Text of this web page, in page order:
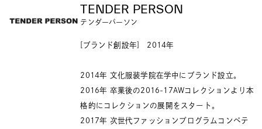
TENDER PERSON
テンダーパーソン
[ブランド創設年] 2014年
2014年 文化服装学院在学中にブランド設立。
2016年 卒業後の2016-17AWコレクションより本
格的にコレクションの展開をスタート。
2017年 次世代ファッションプログラムコンペテ